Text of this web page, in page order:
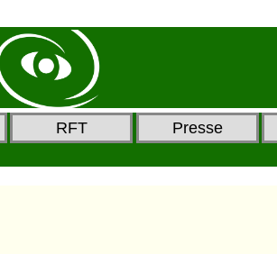
RFT Presse